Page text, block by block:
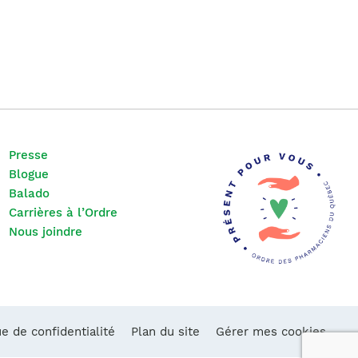
Presse
Blogue
Balado
Carrières à l’Ordre
Nous joindre
de confidentialité Plan du site Gérer mes cookies